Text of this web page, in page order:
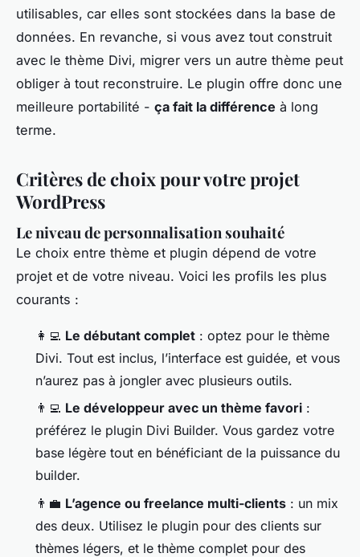
utilisables, car elles sont stockées dans la base de
données. En revanche, si vous avez tout construit
avec le thème Divi, migrer vers un autre thème peut
obliger à tout reconstruire. Le plugin offre donc une
meilleure portabilité - ça fait la différence à long
terme.
Critères de choix pour votre projet
WordPress
Le niveau de personnalisation souhaité
Le choix entre thème et plugin dépend de votre
projet et de votre niveau. Voici les profils les plus
courants :
👩‍💻 Le débutant complet : optez pour le thème
Divi. Tout est inclus, l’interface est guidée, et vous
n’aurez pas à jongler avec plusieurs outils.
👨‍💻 Le développeur avec un thème favori :
préférez le plugin Divi Builder. Vous gardez votre
base légère tout en bénéficiant de la puissance du
builder.
👨‍💼 L’agence ou freelance multi-clients : un mix
des deux. Utilisez le plugin pour des clients sur
thèmes légers, et le thème complet pour des